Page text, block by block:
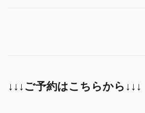
↓↓↓ご予約はこちらから↓↓↓